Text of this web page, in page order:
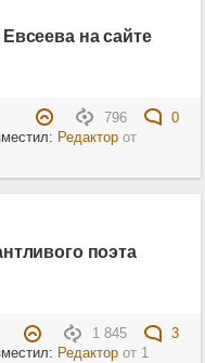
на сайте
796
0
Редакторот
поэта
1 845
3
Редакторот 1